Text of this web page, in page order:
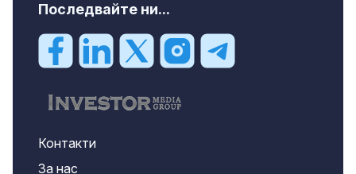
Последвайте ни...
Контакти
За нас